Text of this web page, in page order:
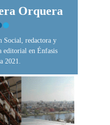
Orquera
Social, redactora y
editorial en Énfasis
2021.